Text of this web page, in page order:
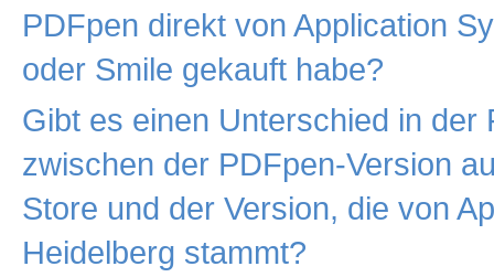
PDFpen direkt von Application
oder Smile gekauft habe?
Gibt es einen Unterschied in der
zwischen der PDFpen-Version
Store und der Version, die von
Heidelberg stammt?